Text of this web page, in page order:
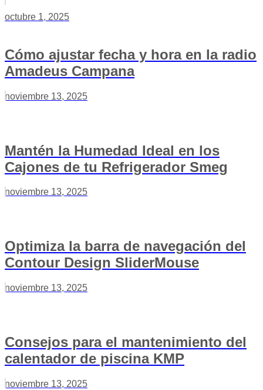
octubre 1, 2025
Cómo ajustar fecha y hora en la radio
Amadeus Campana
noviembre 13, 2025
Mantén la Humedad Ideal en los
Cajones de tu Refrigerador Smeg
noviembre 13, 2025
Optimiza la barra de navegación del
Contour Design SliderMouse
noviembre 13, 2025
Consejos para el mantenimiento del
calentador de piscina KMP
noviembre 13, 2025